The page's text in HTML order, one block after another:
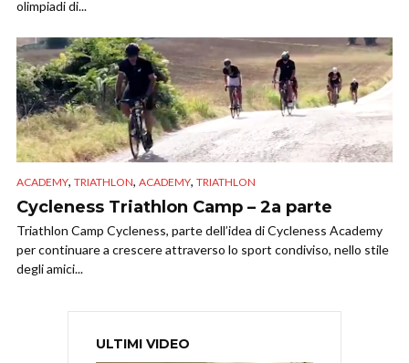
olimpiadi di...
ACADEMY, TRIATHLON, ACADEMY, TRIATHLON
Cycleness Triathlon Camp – 2a parte
Triathlon Camp Cycleness, parte dell’idea di Cycleness Academy
per continuare a crescere attraverso lo sport condiviso, nello stile
degli amici...
ULTIMI VIDEO